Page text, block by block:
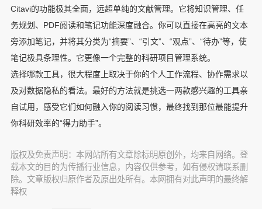
Citavi的功能极其全面，远超单纯的文献管理。它将知识管理、任
务规划、PDF阅读和笔记功能深度融合。你可以直接在高亮的文本
旁添加笔记，并将其分类为“摘要”、“引文”、“观点”、“待办”等，使
笔记极具条理性。它更像一个完整的科研项目管理系统。
选择哪款工具，很大程度上取决于你的个人工作流程、协作需求以
及对数据隐私的看法。最好的方法就是挑选一两款感兴趣的工具亲
自试用，感受它们如何融入你的阅读习惯，最终找到那位最能提升
你科研效率的“得力助手”。
版权及免责声明：本网站所有文章除标明原创外，均来自网络。登
载本文的目的为传播行业信息，内容仅供参考，如有侵权请联系删
除。文章版权归原作者及原出处所有。本网拥有对此声明的最终解
释权